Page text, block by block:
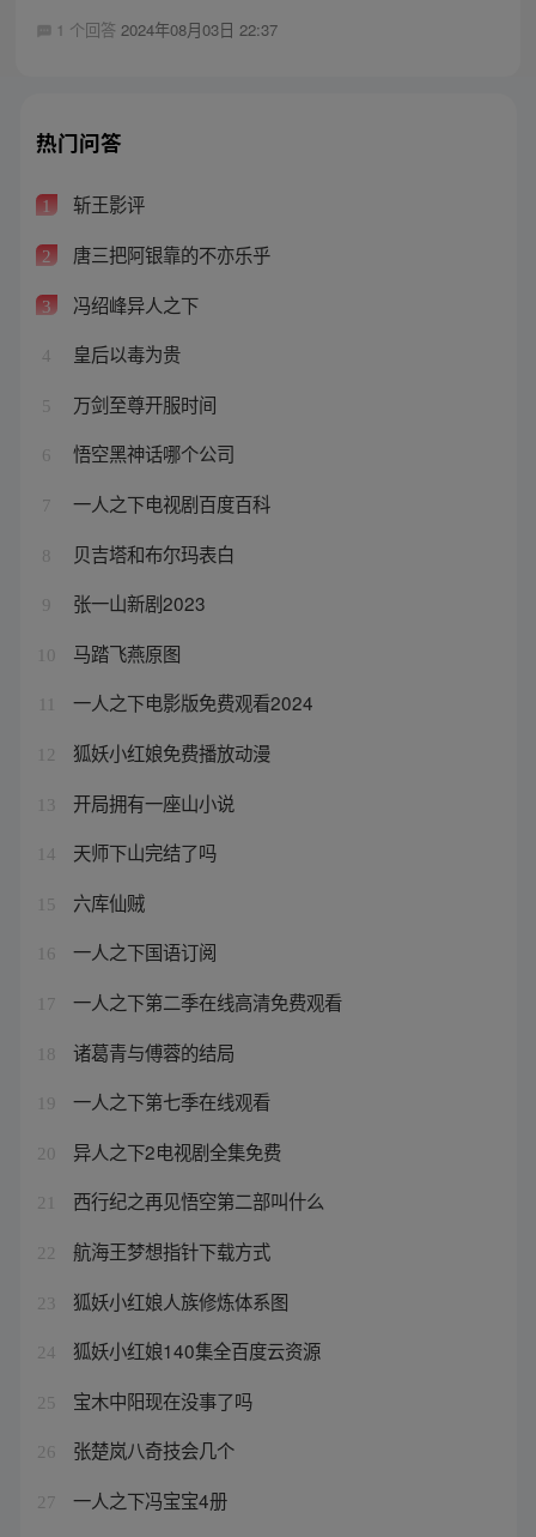
1 个回答 2024年08月03日 22:37
热门问答
1 斩王影评
2 唐三把阿银靠的不亦乐乎
3 冯绍峰异人之下
4 皇后以毒为贵
5 万剑至尊开服时间
6 悟空黑神话哪个公司
7 一人之下电视剧百度百科
8 贝吉塔和布尔玛表白
9 张一山新剧2023
10 马踏飞燕原图
一人之下电影版免费观看2024
12 狐妖小红娘免费播放动漫
13 开局拥有一座山小说
14 天师下山完结了吗
15 六库仙贼
16 一人之下国语订阅
17 一人之下第二季在线高清免费观看
18 诸葛青与傅蓉的结局
19 一人之下第七季在线观看
20 异人之下2电视剧全集免费
21 西行纪之再见悟空第二部叫什么
22 航海王梦想指针下载方式
23 狐妖小红娘人族修炼体系图
24 狐妖小红娘140集全百度云资源
25 宝木中阳现在没事了吗
26 张楚岚八奇技会几个
27
一人之下冯宝宝4册